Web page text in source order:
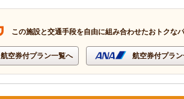
この施設と交通手段を自由に組み合わせたおトクな
航空券付プラン一覧へ 航空券付プラ